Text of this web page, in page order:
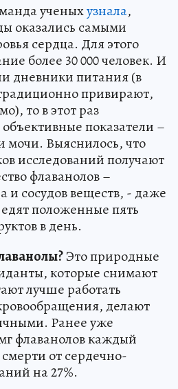
ученыхузнала,
оказались самыми
сердца. Для этого
более 30 000 человек. И
дневники питания (в
привирают,
то в этот раз
показатели –
мочи. Выяснилось, что
исследований получают
флаванолов –
и сосудов веществ, - даже
положенные пять
в день.
Это природные
которые снимают
лучше работать
делают
Ранее уже
флаванолов каждый
от сердечно-
на 27%.